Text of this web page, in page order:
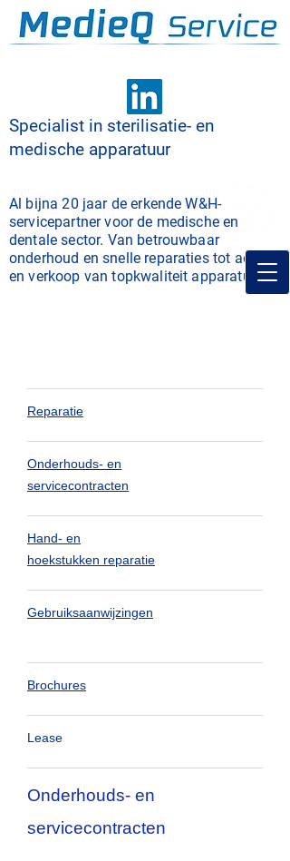
Specialist in sterilisatie- en
medische apparatuur
Al bijna 20 jaar de erkende W&H-
servicepartner voor de medische en
dentale sector. Van betrouwbaar
onderhoud en snelle reparaties tot advies
en verkoop van topkwaliteit apparatuur.
Reparatie
Onderhouds- en
servicecontracten
Hand- en
hoekstukken reparatie
Gebruiksaanwijzingen
Brochures
Lease
Onderhouds- en
servicecontracten